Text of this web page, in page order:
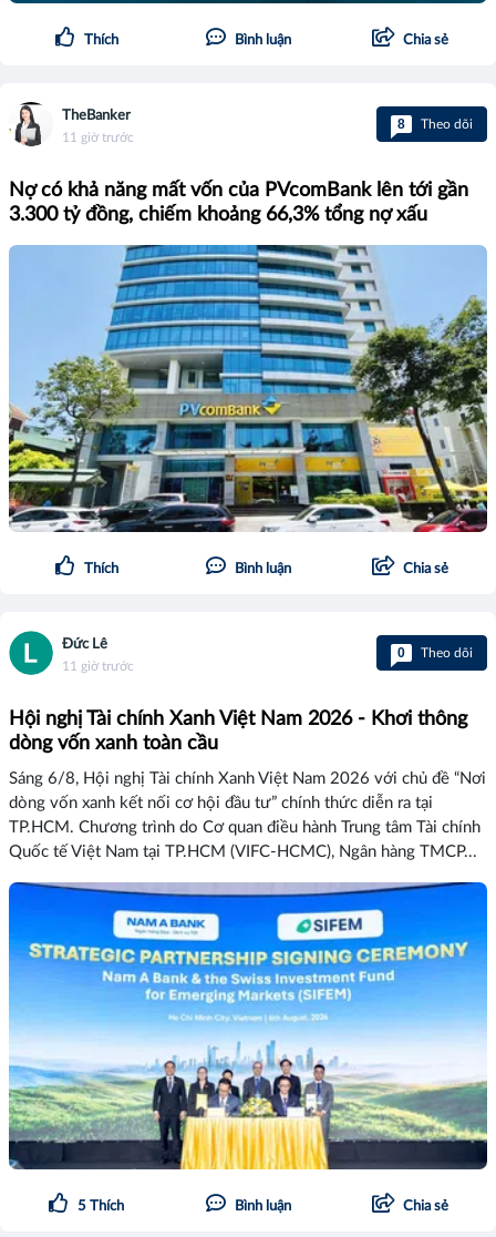
Thích Bình luận Chia sẻ
TheBanker
11 giờ trước
8 Theo dõi
Nợ có khả năng mất vốn của PVcomBank lên tới gần
3.300 tỷ đồng, chiếm khoảng 66,3% tổng nợ xấu
Thích Bình luận Chia sẻ
Đức Lê
11 giờ trước
0 Theo dõi
Hội nghị Tài chính Xanh Việt Nam 2026 - Khơi thông
dòng vốn xanh toàn cầu
Sáng 6/8, Hội nghị Tài chính Xanh Việt Nam 2026 với chủ đề “Nơi
dòng vốn xanh kết nối cơ hội đầu tư” chính thức diễn ra tại
TP.HCM. Chương trình do Cơ quan điều hành Trung tâm Tài chính
Quốc tế Việt Nam tại TP.HCM (VIFC-HCMC), Ngân hàng TMCP...
5 Thích Bình luận Chia sẻ